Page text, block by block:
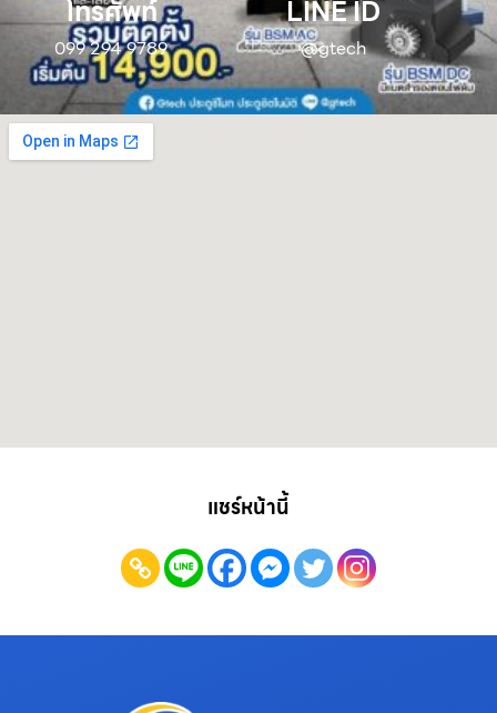
โทรศัพท์
099 294 9789
LINE ID
@gtech
แชร์หน้านี้